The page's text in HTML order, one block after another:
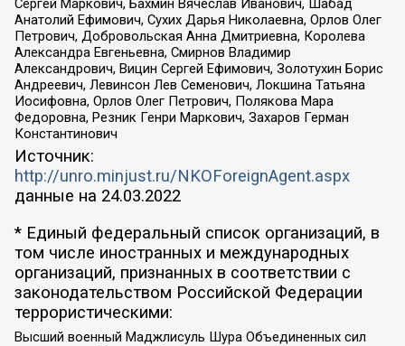
Анатолий Ефимович, Сухих Дарья Николаевна, Орлов Олег
Петрович, Добровольская Анна Дмитриевна, Королева
Александра Евгеньевна, Смирнов Владимир
Александрович, Вицин Сергей Ефимович, Золотухин Борис
Андреевич, Левинсон Лев Семенович, Локшина Татьяна
Иосифовна, Орлов Олег Петрович, Полякова Мара
Федоровна, Резник Генри Маркович, Захаров Герман
Константинович
Источник:
http://unro.minjust.ru/NKOForeignAgent.aspx
данные на 24.03.2022
* Единый федеральный список организаций, в
том числе иностранных и международных
организаций, признанных в соответствии с
законодательством Российской Федерации
террористическими:
Высший военный Маджлисуль Шура Объединенных сил